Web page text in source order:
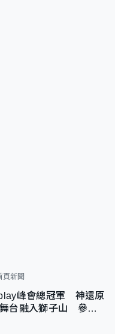
頁新聞
峰會總冠軍 神還原
舞台融入獅子山 參賽